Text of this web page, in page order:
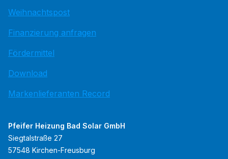
Weihnachtspost
Finanzierung anfragen
Fördermittel
Download
Markenlieferanten Record
Pfeifer Heizung Bad Solar GmbH
Siegtalstraße 27
57548 Kirchen-Freusburg